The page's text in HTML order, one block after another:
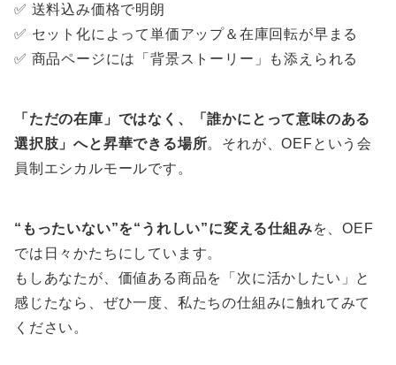
✅ 送料込み価格で明朗
✅ セット化によって単価アップ＆在庫回転が早まる
✅ 商品ページには「背景ストーリー」も添えられる
「ただの在庫」ではなく、「誰かにとって意味のある
選択肢」へと昇華できる場所。それが、OEFという会
員制エシカルモールです。
“もったいない”を“うれしい”に変える仕組みを、OEF
では日々かたちにしています。
もしあなたが、価値ある商品を「次に活かしたい」と
感じたなら、ぜひ一度、私たちの仕組みに触れてみて
ください。